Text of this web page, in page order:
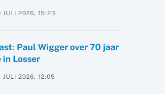
JULI 2026, 15:23
Paul Wigger over 70 jaar
in Losser
JULI 2026, 12:05